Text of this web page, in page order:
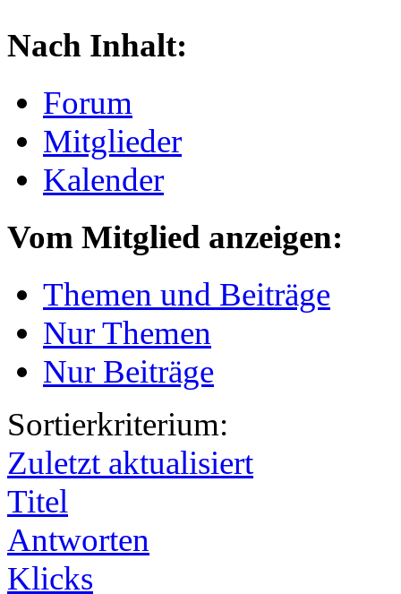
Nach Inhalt:
Forum
Mitglieder
Kalender
Vom Mitglied anzeigen:
Themen und Beiträge
Nur Themen
Nur Beiträge
Sortierkriterium:
Zuletzt aktualisiert
Titel
Antworten
Klicks